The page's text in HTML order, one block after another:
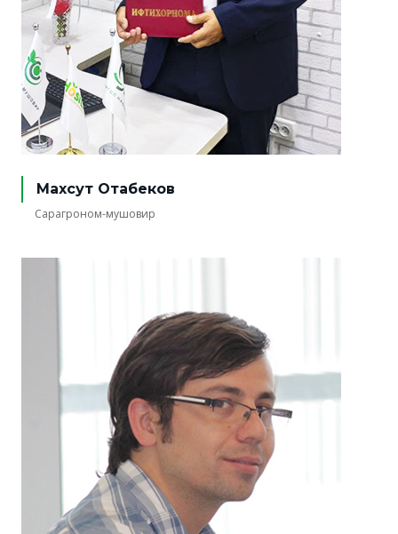
Махсут Отабеков
Сарагроном-мушовир